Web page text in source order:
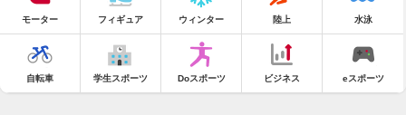
モーター フィギュア ウィンター 陸上 水泳
自転車 学生スポーツ Doスポーツ ビジネス eスポーツ